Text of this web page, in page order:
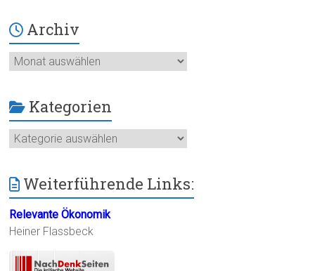
Archiv
Archiv
Kategorien
Kategorien
Weiterführende Links:
Relevante Ökonomik
Heiner Flassbeck